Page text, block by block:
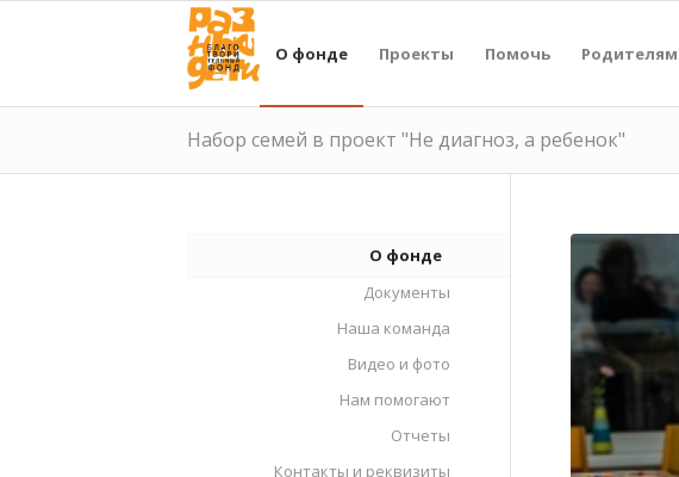
О фонде Проекты Помочь Родителям
Набор семей в проект "Не диагноз, а ребенок"
О фонде
Документы
Наша команда
Видео и фото
Нам помогают
Отчеты
Контакты и реквизиты